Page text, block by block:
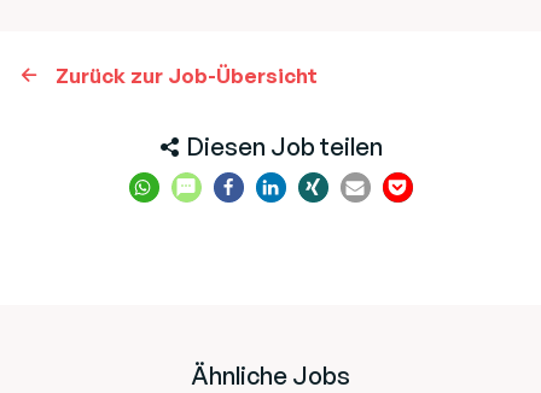
Zurück zur Job-Übersicht
Diesen Job teilen
Ähnliche Jobs